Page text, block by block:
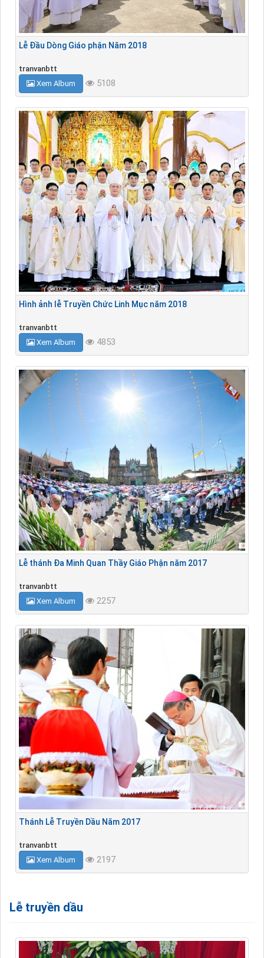
Lễ Đầu Dòng Giáo phận Năm 2018
tranvanbtt
Xem Album
5108
Hình ảnh lễ Truyền Chức Linh Mục năm 2018
tranvanbtt
Xem Album
4853
Lễ thánh Đa Minh Quan Thầy Giáo Phận năm 2017
tranvanbtt
Xem Album
2257
Thánh Lễ Truyền Dầu Năm 2017
tranvanbtt
Xem Album
2197
Lễ truyền dầu